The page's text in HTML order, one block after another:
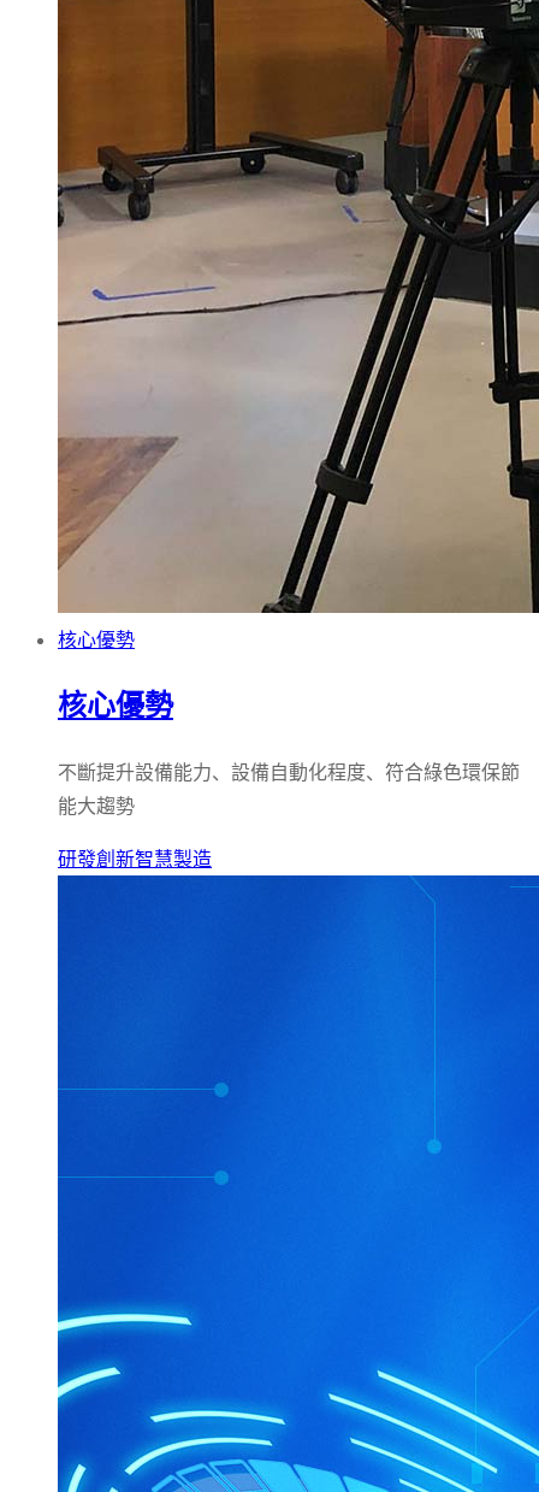
核心優勢
核心優勢
不斷提升設備能力、設備自動化程度、符合綠色環保節
能大趨勢
研發創新智慧製造